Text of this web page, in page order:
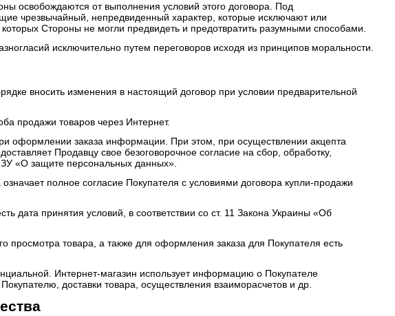
освобождаются от выполнения условий этого договора. Под
чрезвычайный, непредвиденный характер, которые исключают или
Стороны не могли предвидеть и предотвратить разумными способами.
исключительно путем переговоров исходя из принципов моральности.
вносить изменения в настоящий договор при условии предварительной
продажи товаров через Интернет.
оформлении заказа информации. При этом, при осуществлении акцепта
Продавцу свое безоговорочное согласие на сбор, обработку,
«О защите персональных данных».
полное согласие Покупателя с условиями договора купли-продажи
дата принятия условий, в соответствии со ст. 11 Закона Украины «Об
просмотра товара, а также для оформления заказа для Покупателя есть
Интернет-магазин использует информацию о Покупателе
доставки товара, осуществления взаиморасчетов и др.